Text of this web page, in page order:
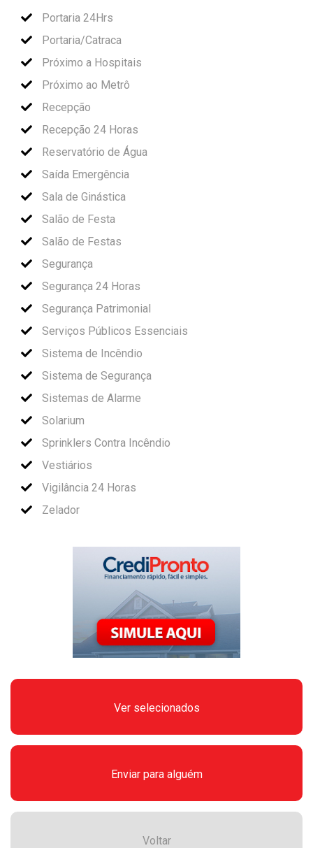
Portaria 24Hrs
Portaria/Catraca
Próximo a Hospitais
Próximo ao Metrô
Recepção
Recepção 24 Horas
Reservatório de Água
Saída Emergência
Sala de Ginástica
Salão de Festa
Salão de Festas
Segurança
Segurança 24 Horas
Segurança Patrimonial
Serviços Públicos Essenciais
Sistema de Incêndio
Sistema de Segurança
Sistemas de Alarme
Solarium
Sprinklers Contra Incêndio
Vestiários
Vigilância 24 Horas
Zelador
Ver selecionados
Enviar para alguém
Voltar